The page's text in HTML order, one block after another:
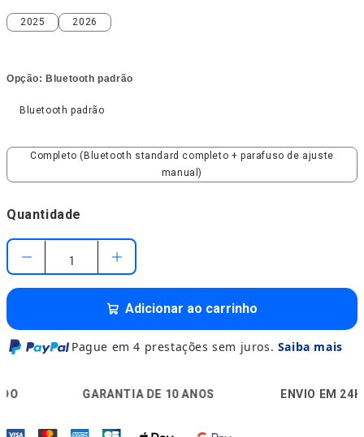
2025
2025 2026
2026
Opção: Bluetooth padrão
Bluetooth padrão
Bluetooth padrão
Completo (Bluetooth standard completo + parafuso de
Completo (Bluetooth standard completo + parafuso de ajuste
manual)
Quantidade
Adicionar ao carrinho
Pague em 4 prestações sem juros. Saiba mais
🛡️GARANTIA DE 10 ANOS 🚚 ENVIO EM 24H 🔒